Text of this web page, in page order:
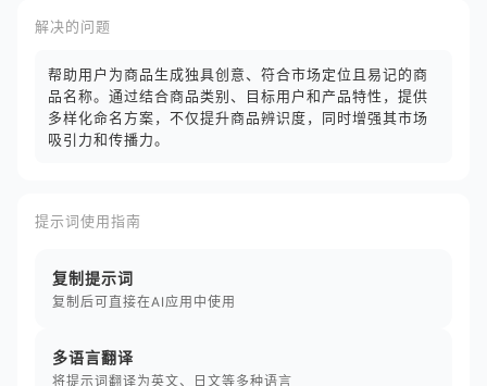
解决的问题
帮助用户为商品生成独具创意、符合市场定位且易记的商
品名称。通过结合商品类别、目标用户和产品特性，提供
多样化命名方案，不仅提升商品辨识度，同时增强其市场
吸引力和传播力。
提示词使用指南
复制提示词
复制后可直接在AI应用中使用
多语言翻译
将提示词翻译为英文、日文等多种语言